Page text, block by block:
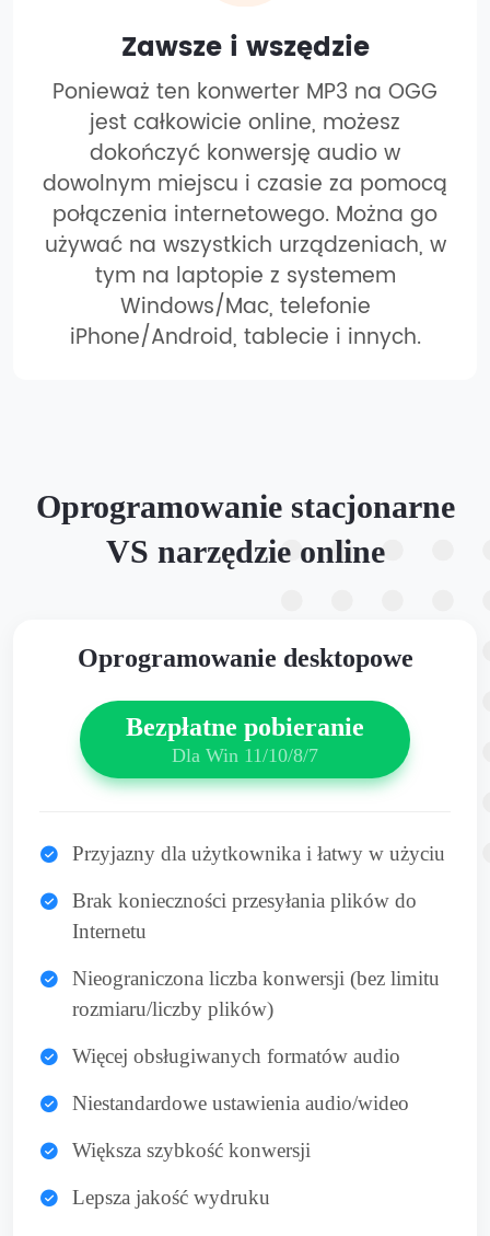
Zawsze i wszędzie
Ponieważ ten konwerter MP3 na OGG
jest całkowicie online, możesz
dokończyć konwersję audio w
dowolnym miejscu i czasie za pomocą
połączenia internetowego. Można go
używać na wszystkich urządzeniach, w
tym na laptopie z systemem
Windows/Mac, telefonie
iPhone/Android, tablecie i innych.
Oprogramowanie stacjonarne
VS narzędzie online
Oprogramowanie desktopowe
Bezpłatne pobieranie
Dla Win 11/10/8/7
Przyjazny dla użytkownika i łatwy w użyciu
Brak konieczności przesyłania plików do
Internetu
Nieograniczona liczba konwersji (bez limitu
rozmiaru/liczby plików)
Więcej obsługiwanych formatów audio
Niestandardowe ustawienia audio/wideo
Większa szybkość konwersji
Lepsza jakość wydruku